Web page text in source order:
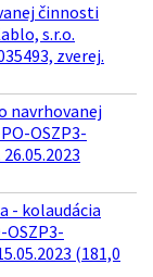
činnosti
s.r.o.
zverej.
navrhovanej
OSZP3-
- kolaudácia
OSZP3-
(181,0